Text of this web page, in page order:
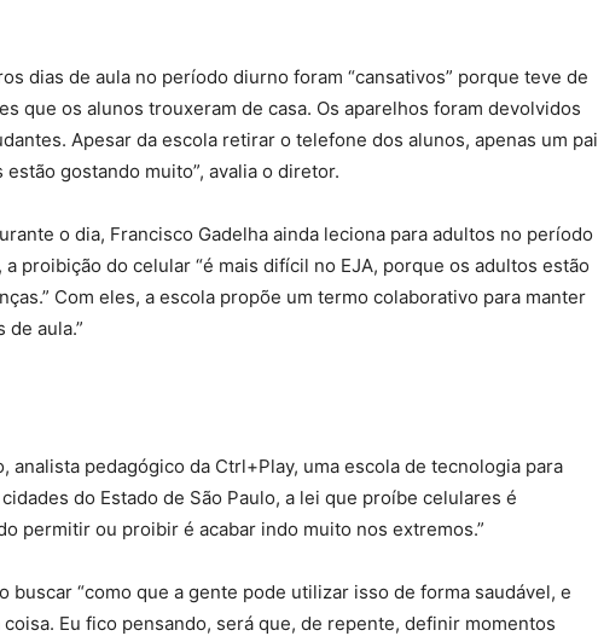
dias de aula no período diurno foram “cansativos” porque teve de
que os alunos trouxeram de casa. Os aparelhos foram devolvidos
Apesar da escola retirar o telefone dos alunos, apenas um pai
estão gostando muito”, avalia o diretor.
o dia, Francisco Gadelha ainda leciona para adultos no período
proibição do celular “é mais difícil no EJA, porque os adultos estão
Com eles, a escola propõe um termo colaborativo para manter
de aula.”
analista pedagógico da Ctrl+Play, uma escola de tecnologia para
do Estado de São Paulo, a lei que proíbe celulares é
permitir ou proibir é acabar indo muito nos extremos.”
buscar “como que a gente pode utilizar isso de forma saudável, e
Eu fico pensando, será que, de repente, definir momentos